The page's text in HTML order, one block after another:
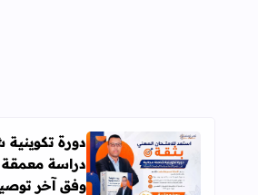
اقرأ المزيد عن دورة
دورة تكوينية
دراسة معمقة
وفق آخر